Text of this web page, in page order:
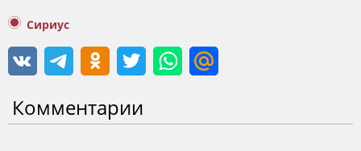
Сириус
Комментарии